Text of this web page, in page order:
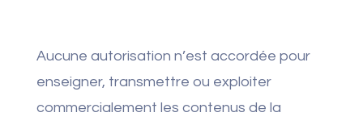
Aucune autorisation n’est accordée pour
enseigner, transmettre ou exploiter
commercialement les contenus de la